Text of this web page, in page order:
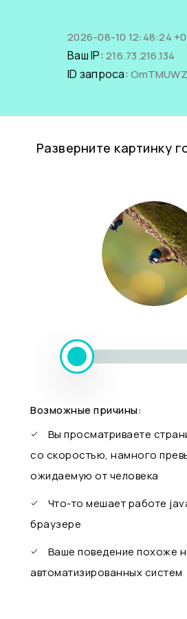
2026-08-10 12:48:24
Ваш IP: 216.73.216.134
ID запроса:
Разверните картинку
Возможные причины:
Вы просматриваете
со скоростью, намного
ожидаемую от человека
Что-то мешает работе
браузере
Ваше поведение похоже
автоматизированных систем